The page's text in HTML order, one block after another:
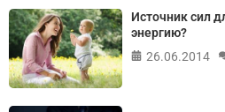
Источник сил
энергию?
26.06.2014